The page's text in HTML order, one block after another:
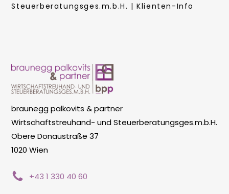
Steuerberatungsges.m.b.H. | Klienten-Info
braunegg palkovits & partner
Wirtschaftstreuhand- und Steuerberatungsges.m.b.H.
Obere Donaustraße 37
1020 Wien
+43 1 330 40 60